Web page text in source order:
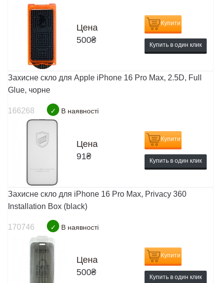
Цена
500₴
Купити
Купить в один клик
Захисне скло для Apple iPhone 16 Pro Max, 2.5D, Full
Glue, чорне
166268 ✓ В наявності
Цена
91₴
Купити
Купить в один клик
Захисне скло для iPhone 16 Pro Max, Privacy 360
Installation Box (black)
170746 ✓ В наявності
Цена
500₴
Купити
Купить в один клик